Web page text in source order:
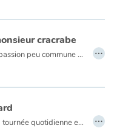
cracrabe
Monsieur Cracrabe a une passion peu commune pour un crustacé : c’est un virtuose de la coiffure. Entièrement dévoué à son art, il coupe, il taille et il recoupe, pour un résultat qui laisse son client sans voix ! Une histoire courte aux illustrations hilarantes et dont la chute ne manquera pas de faire rire aux éclats. …
Gaspard est éboueur et sa tournée quotidienne est ponctuée de petits bonheurs : le chat sur le toit, le salut du facteur, le joggeur du petit matin… Mais aujourd’hui, il manque ce petit garçon qui trottine fièrement vers l’école ! Gaspard ne peut pas imaginer ses journées sans cette rencontre. Dans les objets encombrants, dans les recyclés ou les cassés, Gaspard trouvera bien quelque part une idée pour aider son ami et retrouver ses habitudes. …